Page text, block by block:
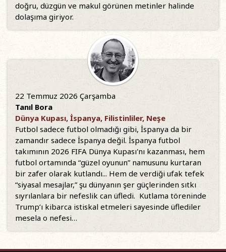
doğru, düzgün ve makul görünen metinler halinde
dolaşıma giriyor.
22 Temmuz 2026 Çarşamba
Tanıl Bora
Dünya Kupası, İspanya, Filistinliler, Neşe
Futbol sadece futbol olmadığı gibi, İspanya da bir
zamandır sadece İspanya değil. İspanya futbol
takımının 2026 FIFA Dünya Kupası'nı kazanması, hem
futbol ortamında “güzel oyunun” namusunu kurtaran
bir zafer olarak kutlandı... Hem de verdiği ufak tefek
“siyasal mesajlar,” şu dünyanın şer güçlerinden sıtkı
sıyrılanlara bir nefeslik can üfledi. Kutlama töreninde
Trump’ı kibarca istiskal etmeleri sayesinde üflediler
mesela o nefesi…